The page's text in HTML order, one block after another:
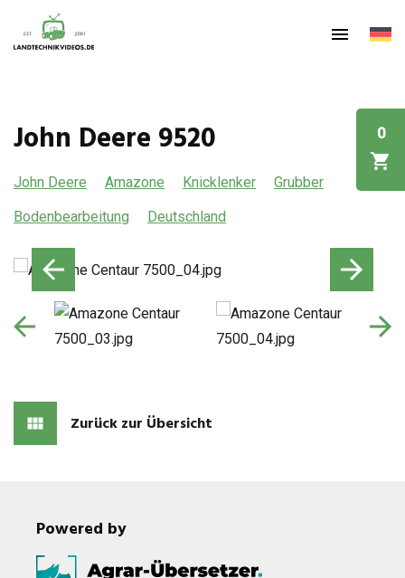
0
John Deere 9520
John Deere Amazone Knicklenker
Grubber
Bodenbearbeitung
Deutschland
Zurück zur Übersicht
Powered by